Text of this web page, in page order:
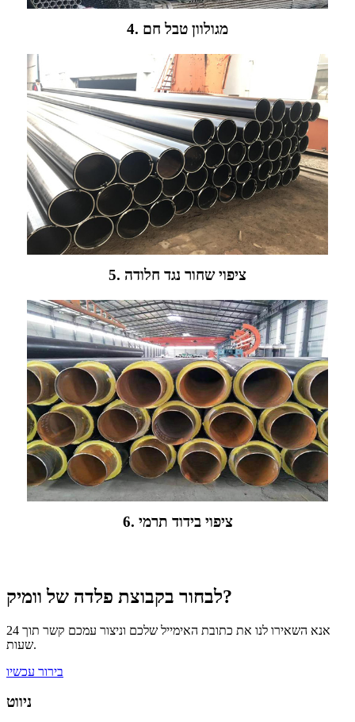
4. מגולוון טבל חם
5. ציפוי שחור נגד חלודה
6. ציפוי בידוד תרמי
לבחור בקבוצת פלדה של וומיק?
אנא השאירו לנו את כתובת האימייל שלכם וניצור עמכם קשר תוך 24
שעות.
בירור עכשיו
ניווט